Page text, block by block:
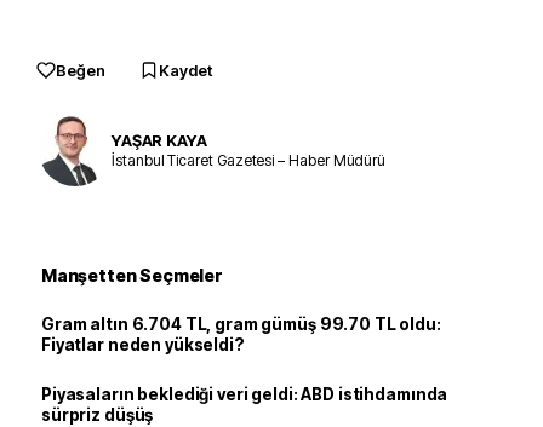
Beğen Kaydet
YAŞAR KAYA
İstanbul Ticaret Gazetesi – Haber Müdürü
Manşetten Seçmeler
Gram altın 6.704 TL, gram gümüş 99.70 TL oldu:
Fiyatlar neden yükseldi?
Piyasaların beklediği veri geldi: ABD istihdamında
sürpriz düşüş